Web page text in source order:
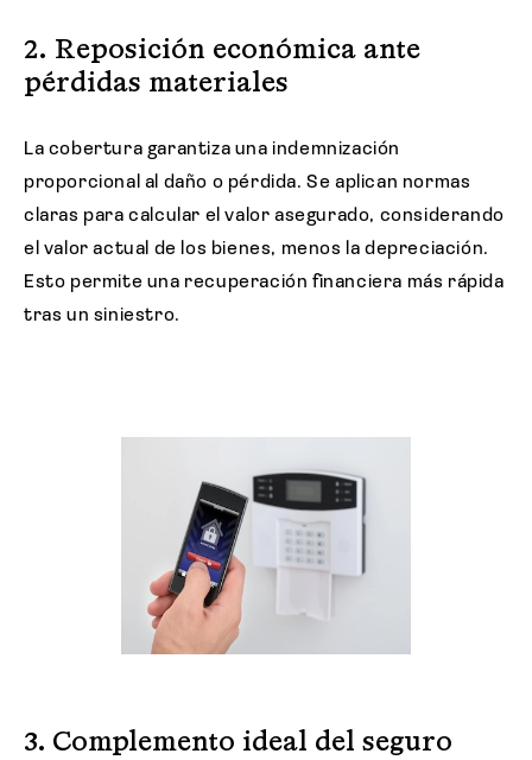
2. Reposición económica ante
pérdidas materiales
La cobertura garantiza una indemnización
proporcional al daño o pérdida. Se aplican normas
claras para calcular el valor asegurado, considerando
el valor actual de los bienes, menos la depreciación.
Esto permite una recuperación financiera más rápida
tras un siniestro.
3. Complemento ideal del seguro